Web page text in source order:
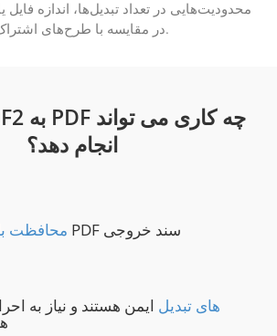
محدودیت‌هایی در تعداد تبدیل‌ها، اندازه
در مقایسه با طرح‌های اشتراک پولی داشته باشند.
انجام دهد؟
محافظت PDF سند خروجی
CF2 APIهای تبدیل ایمن هستند و نیاز به